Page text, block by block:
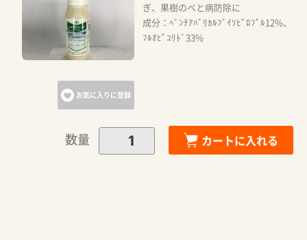
お気に入りに登録
ぎ、果樹のべと病防除に
成分：ﾍﾞﾝﾁｱﾊﾞﾘｶﾙﾌﾞｲｿﾋﾟﾛﾌﾟﾙ12%、
ﾌﾙｵﾋﾟｺﾘﾄﾞ33%
数量 カートに入れる